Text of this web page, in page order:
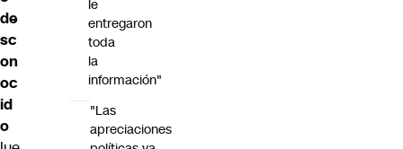
de
sc
on
oc
id
o
le
entregaron
toda
la
información"
"Las
apreciaciones